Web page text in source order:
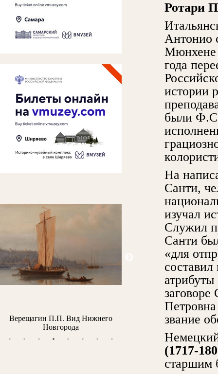
Верещагин П.П. Вид Нижнего
Новгорода
Тропинин В.А. Портрет
Ротари
Антонио
Мюнхене
года
истории
были
На
Санти,
изучал
Служил
Санти
«для
Петровна
звание
(1717-
старшим